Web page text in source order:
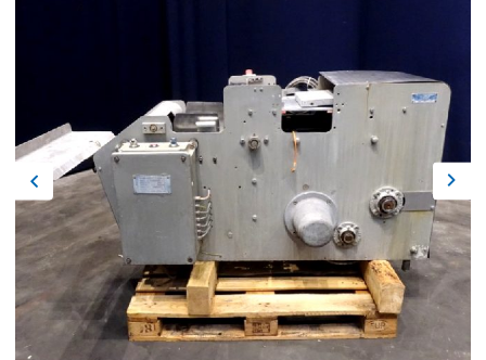
result.
Press
enter
to
the
selected
search